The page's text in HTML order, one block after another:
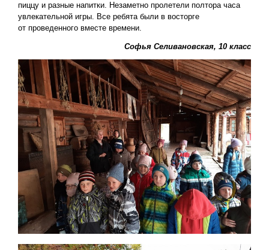
пиццу и разные напитки. Незаметно пролетели полтора часа
увлекательной игры. Все ребята были в восторге
от проведенного вместе времени.
Софья Селивановская, 10 класс